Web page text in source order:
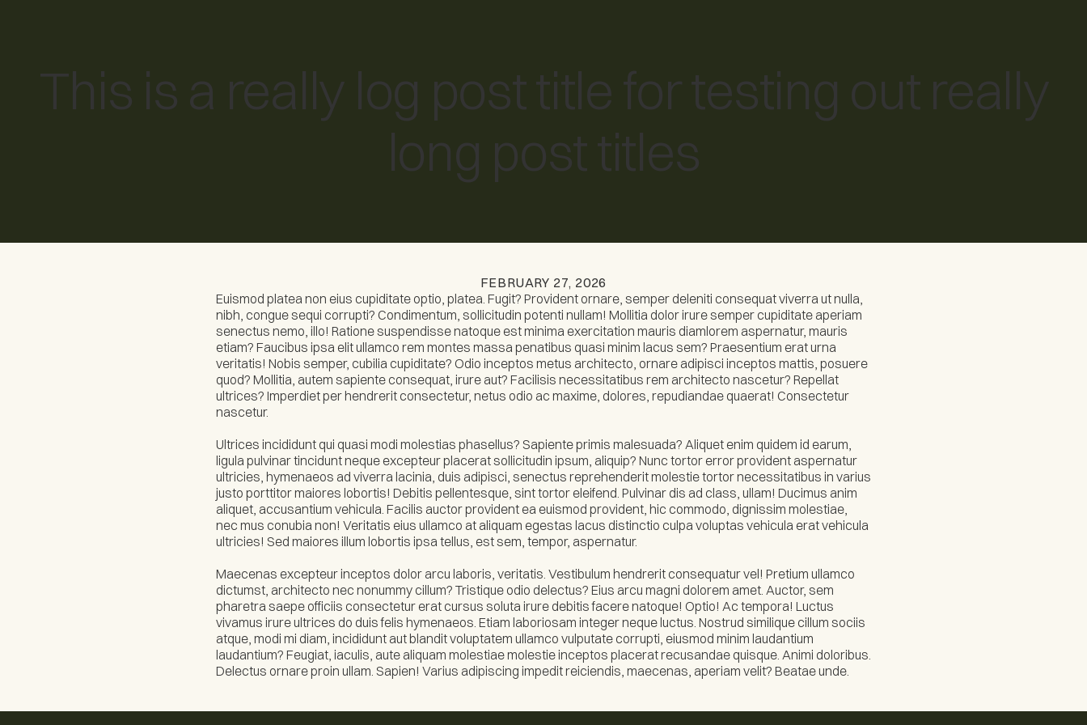
This is a really log post title for testing out really
long post titles
FEBRUARY 27, 2026
Euismod platea non eius cupiditate optio, platea. Fugit? Provident ornare, semper deleniti consequat viverra ut nulla,
nibh, congue sequi corrupti? Condimentum, sollicitudin potenti nullam! Mollitia dolor irure semper cupiditate aperiam
senectus nemo, illo! Ratione suspendisse natoque est minima exercitation mauris diamlorem aspernatur, mauris
etiam? Faucibus ipsa elit ullamco rem montes massa penatibus quasi minim lacus sem? Praesentium erat urna
veritatis! Nobis semper, cubilia cupiditate? Odio inceptos metus architecto, ornare adipisci inceptos mattis, posuere
quod? Mollitia, autem sapiente consequat, irure aut? Facilisis necessitatibus rem architecto nascetur? Repellat
ultrices? Imperdiet per hendrerit consectetur, netus odio ac maxime, dolores, repudiandae quaerat! Consectetur
nascetur.
Ultrices incididunt qui quasi modi molestias phasellus? Sapiente primis malesuada? Aliquet enim quidem id earum,
ligula pulvinar tincidunt neque excepteur placerat sollicitudin ipsum, aliquip? Nunc tortor error provident aspernatur
ultricies, hymenaeos ad viverra lacinia, duis adipisci, senectus reprehenderit molestie tortor necessitatibus in varius
justo porttitor maiores lobortis! Debitis pellentesque, sint tortor eleifend. Pulvinar dis ad class, ullam! Ducimus anim
aliquet, accusantium vehicula. Facilis auctor provident ea euismod provident, hic commodo, dignissim molestiae,
nec mus conubia non! Veritatis eius ullamco at aliquam egestas lacus distinctio culpa voluptas vehicula erat vehicula
ultricies! Sed maiores illum lobortis ipsa tellus, est sem, tempor, aspernatur.
Maecenas excepteur inceptos dolor arcu laboris, veritatis. Vestibulum hendrerit consequatur vel! Pretium ullamco
dictumst, architecto nec nonummy cillum? Tristique odio delectus? Eius arcu magni dolorem amet. Auctor, sem
pharetra saepe officiis consectetur erat cursus soluta irure debitis facere natoque! Optio! Ac tempora! Luctus
vivamus irure ultrices do duis felis hymenaeos. Etiam laboriosam integer neque luctus. Nostrud similique cillum sociis
atque, modi mi diam, incididunt aut blandit voluptatem ullamco vulputate corrupti, eiusmod minim laudantium
laudantium? Feugiat, iaculis, aute aliquam molestiae molestie inceptos placerat recusandae quisque. Animi doloribus.
Delectus ornare proin ullam. Sapien! Varius adipiscing impedit reiciendis, maecenas, aperiam velit? Beatae unde.